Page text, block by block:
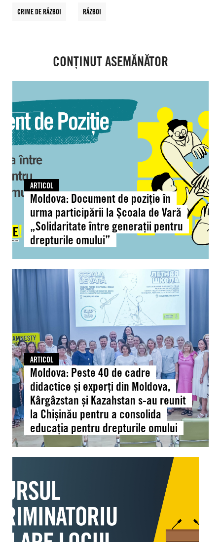
CRIME DE RĂZBOI RĂZBOI
CONȚINUT ASEMĂNĂTOR
Document
de
poziție
în
urma
participării
Școala
de
„Solidaritate
între
generații
omului”
ARTICOL
Moldova: Document de poziție în
urma participării la Școala de Vară
„Solidaritate între generații pentru
drepturile omului”
Moldova:
Peste
didactice
și
experți
din
Moldova,
Kârgâzstan
și
Kazahstan
s-
au
pentru
a
consolida
educația
pentru
ARTICOL
Moldova: Peste 40 de cadre
didactice și experți din Moldova,
Kârgâzstan și Kazahstan s-au reunit
la Chișinău pentru a consolida
educația pentru drepturile omului
PUBLIC
la
discurs
parlamentar
responsabil